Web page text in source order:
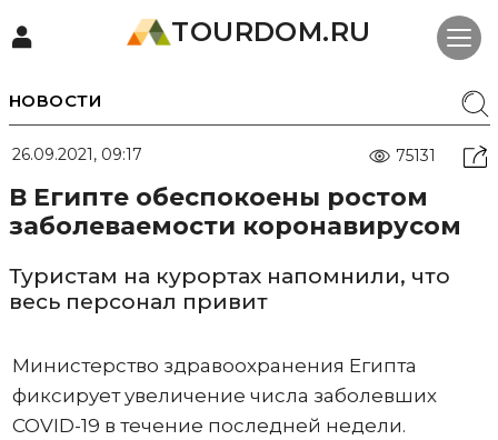
TOURDOM.RU
НОВОСТИ
26.09.2021, 09:17 75131
В Египте обеспокоены ростом
заболеваемости коронавирусом
Туристам на курортах напомнили, что
весь персонал привит
Министерство здравоохранения Египта
фиксирует увеличение числа заболевших
COVID-19 в течение последней недели.